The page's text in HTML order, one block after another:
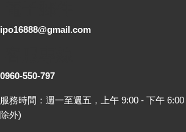
ipo16888@gmail.com
0960-550-797
服務時間：週一至週五，上午 9:00 - 下午
除外)